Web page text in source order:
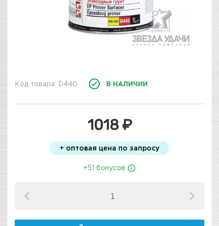
Код товара: D440 В НАЛИЧИИ
1018 ₽
+ оптовая цена по запросу
+51 бонусов